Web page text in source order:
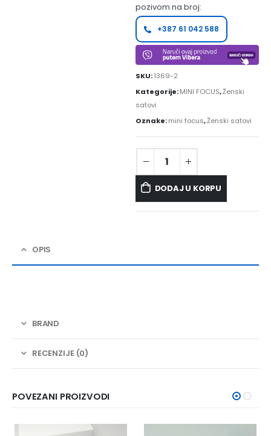
pozivom na broj:
+387 61 042 588
SKU:1369-2
Kategorije:MINI FOCUS,Ženski
satovi
Oznake:mini focus,Ženski satovi
DODAJ U KORPU
OPIS
BRAND
RECENZIJE (0)
POVEZANI PROIZVODI